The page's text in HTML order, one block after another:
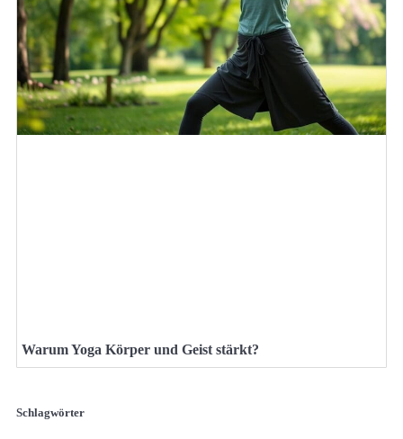
Warum Yoga Körper und Geist stärkt?
Schlagwörter